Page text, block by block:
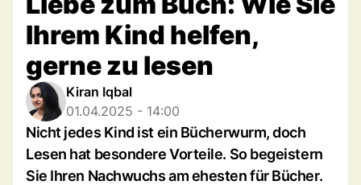
Ihrem Kind helfen,
gerne zu lesen
Kiran Iqbal
01.04.2025 - 14:00
Nicht jedes Kind ist ein Bücherwurm, doch
Lesen hat besondere Vorteile. So begeistern
Sie Ihren Nachwuchs am ehesten für Bücher.